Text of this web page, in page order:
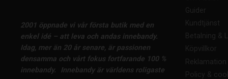
2001 öppnade vi vår första butik med en
enkel idé – att leva och andas innebandy.
Idag, mer än 20 år senare, är passionen
densamma och vårt fokus fortfarande 100 %
innebandy.
Innebandy är världens roligaste
Guider
Kundtjänst
Betalning &
Köpvillkor
Reklamation
Policy &